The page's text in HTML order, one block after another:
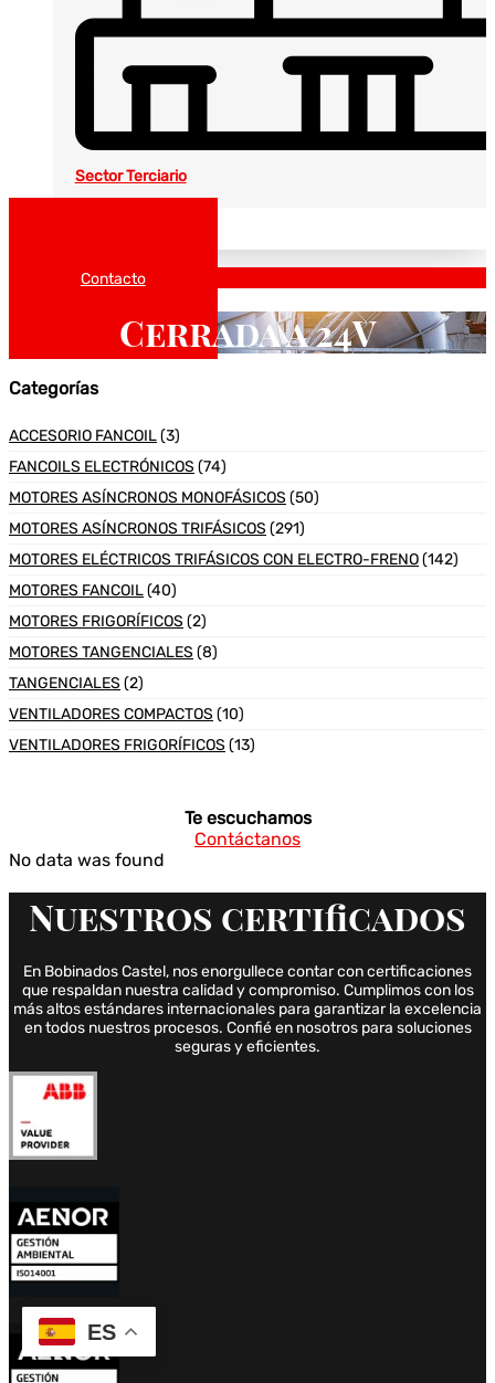
Sector Terciario
Contacto
Cerrada a 24V
Categorías
ACCESORIO FANCOIL(3)
FANCOILS ELECTRÓNICOS (74)
MOTORES ASÍNCRONOS MONOFÁSICOS (50)
MOTORES ASÍNCRONOS TRIFÁSICOS (291)
MOTORES ELÉCTRICOS TRIFÁSICOS CON ELECTRO-FRENO(142)
MOTORES FANCOIL(40)
MOTORES FRIGORÍFICOS (2)
MOTORES TANGENCIALES (8)
TANGENCIALES (2)
VENTILADORES COMPACTOS (10)
VENTILADORES FRIGORÍFICOS (13)
Te escuchamos
Contáctanos
No data was found
Nuestros certificados
En Bobinados Castel, nos enorgullece contar con certificaciones
que respaldan nuestra calidad y compromiso. Cumplimos con los
más altos estándares internacionales para garantizar la excelencia
en todos nuestros procesos. Confié en nosotros para soluciones
seguras y eficientes.
ES